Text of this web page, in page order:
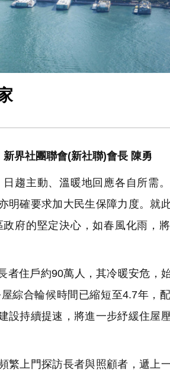
是真正的價值？
來 皖黟縣南屏古村「華麗變身」
界社團聯會(新社聯)會長 陳勇
趨主動、溫暖地回應各自所需
明確要求加大民生保障力度。就
府的堅定決心，如春風化雨，
住戶約90萬人，其冷暖安危，
綜合輪候時間已縮短至4.7年，
設持續提速，將進一步紓緩住屋
上門探訪長者與照顧者，遞上